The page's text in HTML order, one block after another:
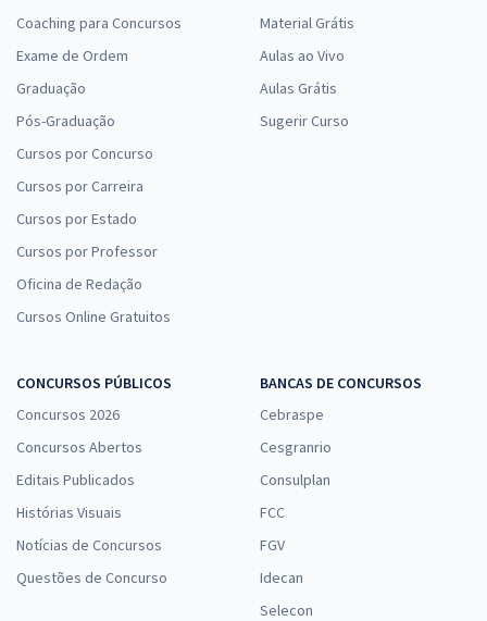
Coaching para Concursos
Exame de Ordem
Graduação
Pós-Graduação
Cursos por Concurso
Cursos por Carreira
Cursos por Estado
Cursos por Professor
Oficina de Redação
Cursos Online Gratuitos
Material Grátis
Aulas ao Vivo
Aulas Grátis
Sugerir Curso
CONCURSOS PÚBLICOS
Concursos 2026
Concursos Abertos
Editais Publicados
Histórias Visuais
Notícias de Concursos
Questões de Concurso
BANCAS DE CONCURSOS
Cebraspe
Cesgranrio
Consulplan
FCC
FGV
Idecan
Selecon